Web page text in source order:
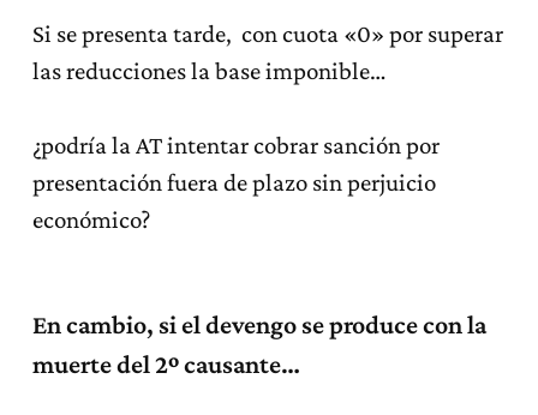
Si se presenta tarde, con cuota «0» por superar
las reducciones la base imponible…
¿podría la AT intentar cobrar sanción por
presentación fuera de plazo sin perjuicio
económico?
En cambio, si el devengo se produce con la
muerte del 2º causante…